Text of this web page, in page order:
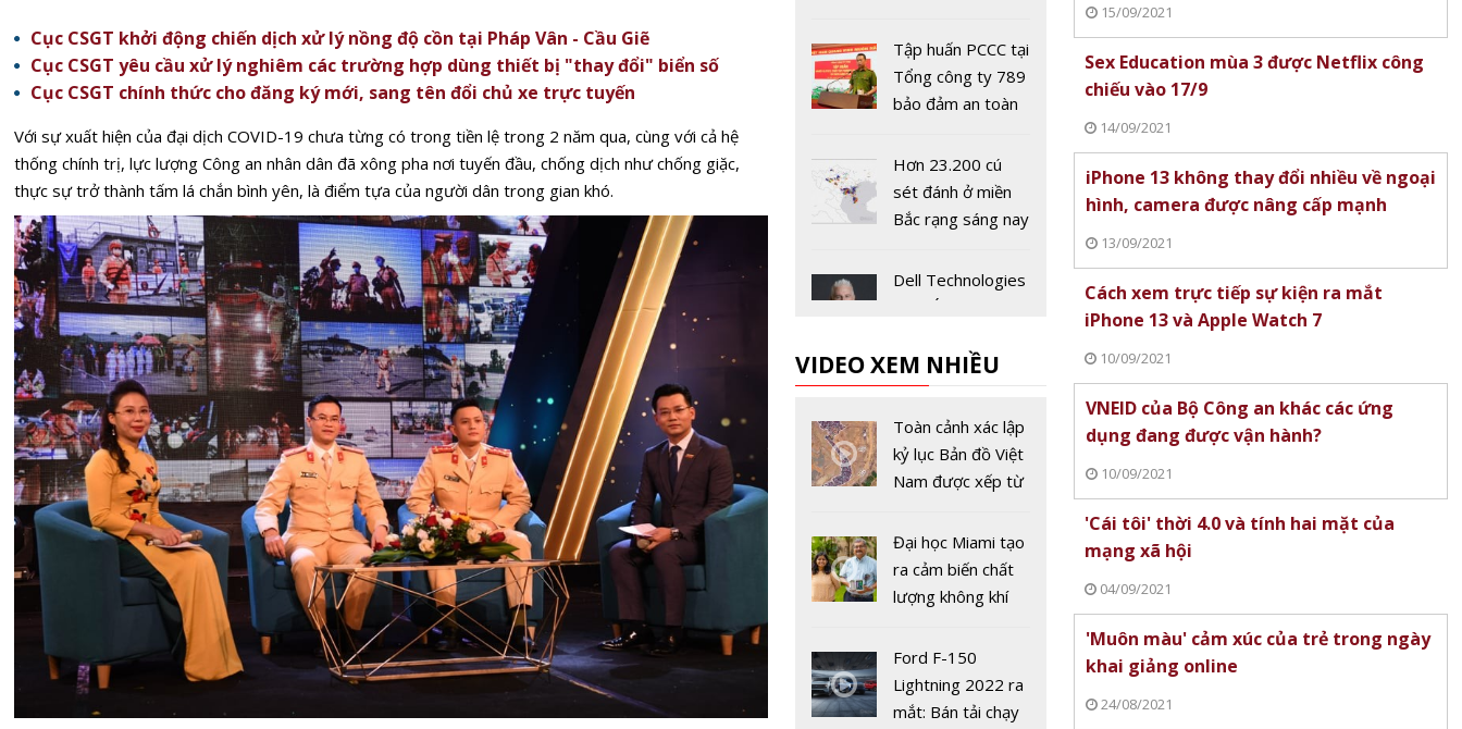
Cục CSGT khởi động chiến dịch xử lý nồng độ cồn tại Pháp Vân - Cầu Giẽ
Cục CSGT yêu cầu xử lý nghiêm các trường hợp dùng thiết bị "thay đổi" biển số
Cục CSGT chính thức cho đăng ký mới, sang tên đổi chủ xe trực tuyến
Với sự xuất hiện của đại dịch COVID-19 chưa từng có trong tiền lệ trong 2 năm qua, cùng với cả hệ
thống chính trị, lực lượng Công an nhân dân đã xông pha nơi tuyến đầu, chống dịch như chống giặc,
thực sự trở thành tấm lá chắn bình yên, là điểm tựa của người dân trong gian khó.
thứ 44
Tập huấn PCCC tại
Tổng công ty 789
bảo đảm an toàn
phòng
Hơn 23.200 cú
sét đánh ở miền
Bắc rạng sáng nay
Dell Technologies
châu Á-Thái Bình
Bản có Chủ tịch
mới
mùa 3 được
Netflix công chiếu
vào 17/9
'Cái tôi' thời 4.0 và
tính hai mặt của
mạng xã hội
VIDEO XEM NHIỀU
Toàn cảnh xác lập
kỷ lục Bản đồ Việt
Nam được xếp từ
năm 2022
Đại học Miami tạo
ra cảm biến chất
lượng không khí
19
Ford F-150
Lightning 2022 ra
mắt: Bán tải chạy
15/09/2021
Sex Education mùa 3 được Netflix công
chiếu vào 17/9
14/09/2021
iPhone 13 không thay đổi nhiều về ngoại
hình, camera được nâng cấp mạnh
13/09/2021
Cách xem trực tiếp sự kiện ra mắt
iPhone 13 và Apple Watch 7
10/09/2021
VNEID của Bộ Công an khác các ứng
dụng đang được vận hành?
10/09/2021
'Cái tôi' thời 4.0 và tính hai mặt của
mạng xã hội
04/09/2021
'Muôn màu' cảm xúc của trẻ trong ngày
khai giảng online
24/08/2021